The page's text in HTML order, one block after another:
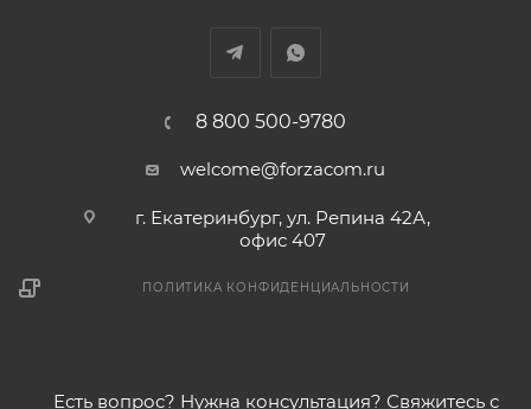
8 800 500-9780
welcome@forzacom.ru
г. Екатеринбург, ул. Репина 42А,
офис 407
ПОЛИТИКА КОНФИДЕНЦИАЛЬНОСТИ
Есть вопрос? Нужна консультация? Свяжитесь с